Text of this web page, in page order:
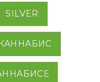
SILVER